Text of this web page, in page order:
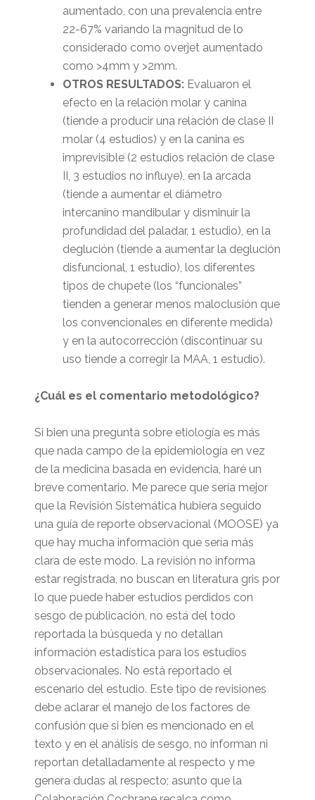
aumentado, con una prevalencia entre
22-67% variando la magnitud de lo
considerado como overjet aumentado
como >4mm y >2mm.
OTROS RESULTADOS:Evaluaron el
efecto en la relación molar y canina
(tiende a producir una relación de clase II
molar (4 estudios) y en la canina es
imprevisible (2 estudios relación de clase
II, 3 estudios no influye), en la arcada
(tiende a aumentar el diámetro
intercanino mandibular y disminuir la
profundidad del paladar, 1 estudio), en la
deglución (tiende a aumentar la deglución
disfuncional, 1 estudio), los diferentes
tipos de chupete (los “funcionales”
tienden a generar menos maloclusión que
los convencionales en diferente medida)
y en la autocorrección (discontinuar su
uso tiende a corregir la MAA, 1 estudio).
¿Cuál es el comentario metodológico?
Si bien una pregunta sobre etiología es más
que nada campo de la epidemiología en vez
de la medicina basada en evidencia, haré un
breve comentario. Me parece que sería mejor
que la Revisión Sistemática hubiera seguido
una guía de reporte observacional (MOOSE) ya
que hay mucha información que sería más
clara de este modo. La revisión no informa
estar registrada, no buscan en literatura gris por
lo que puede haber estudios perdidos con
sesgo de publicación, no está del todo
reportada la búsqueda y no detallan
información estadística para los estudios
observacionales. No está reportado el
escenario del estudio. Este tipo de revisiones
debe aclarar el manejo de los factores de
confusión que si bien es mencionado en el
texto y en el análisis de sesgo, no informan ni
reportan detalladamente al respecto y me
genera dudas al respecto; asunto que la